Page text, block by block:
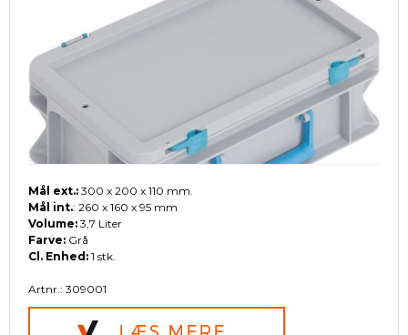
Mål ext.: 300 x 200 x 110 mm.
Mål int.: 260 x 160 x 95 mm
Volume: 3,7 Liter
Farve: Grå
Cl. Enhed: 1 stk.
Artnr.: 309001